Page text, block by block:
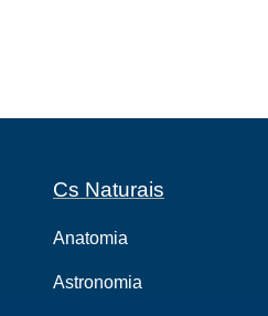
Cs Naturais
Anatomia
Astronomia